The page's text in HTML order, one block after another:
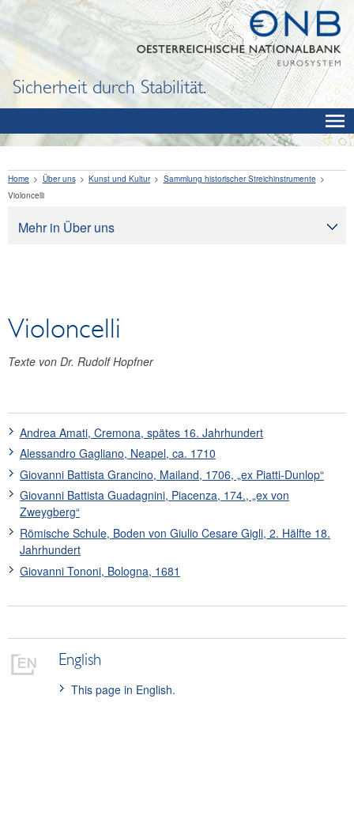
Sicherheit durch Stabilität.
Mehr in Über uns
Rechtliche Grundlagen
Jahresabschluss
Bankhistorisches Archiv
Geldmuseum
OeNB-Finanzbildung
Forschungsförderung
Kunst und Kultur
Sammlung historischer Streichinstrumente
Geigenbauer
Violoncelli
Sammlung Oesterreichische Nationalbank
Home Über uns Kunst und Kultur
Sammlung historischer Streichinstrumente
Violoncelli
Violoncelli
Texte von Dr. Rudolf Hopfner
Andrea Amati, Cremona, spätes 16. Jahrhundert
Alessandro Gagliano, Neapel, ca. 1710
Giovanni Battista Grancino, Mailand, 1706, „ex Piatti-Dunlop“
Giovanni Battista Guadagnini, Piacenza, 174., „ex von
Zweygberg“
Römische Schule, Boden von Giulio Cesare Gigli, 2. Hälfte 18.
Jahrhundert
Giovanni Tononi, Bologna, 1681
English
This page in English.